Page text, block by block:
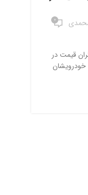
0
قیمت در
خودرویشان